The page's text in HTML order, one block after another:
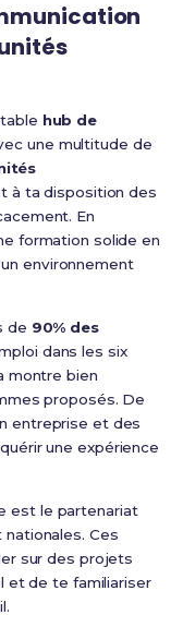
hub de
une multitude de
à ta disposition des
En
formation solide en
environnement
de 90% des
dans les six
montre bien
proposés. De
entreprise et des
une expérience
est le partenariat
Ces
sur des projets
et de te familiariser